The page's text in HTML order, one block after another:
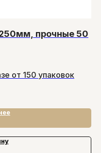
прочные 50
от 150 упаковок